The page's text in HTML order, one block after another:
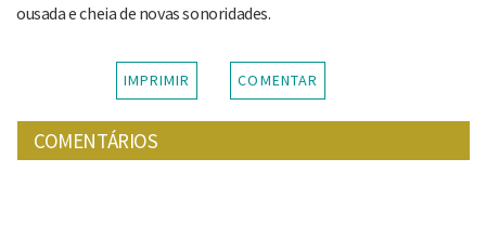
ousada e cheia de novas sonoridades.
IMPRIMIR COMENTAR
COMENTÁRIOS